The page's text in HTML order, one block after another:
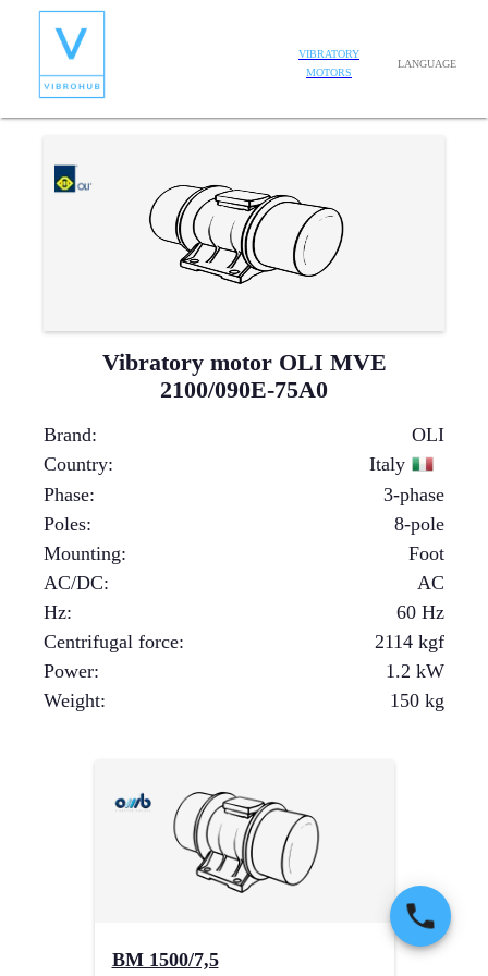
VIBRATORY
MOTORS
LANGUAGE
Vibratory motor OLI MVE
2100/090E-75A0
Brand:
OLI
Country:
Italy
Phase:
3-phase
Poles:
8-pole
Mounting:
Foot
AC/DC:
AC
Hz:
60 Hz
Centrifugal force: 2114 kgf
Power: 1.2 kW
Weight: 150 kg
BM 1500/7,5